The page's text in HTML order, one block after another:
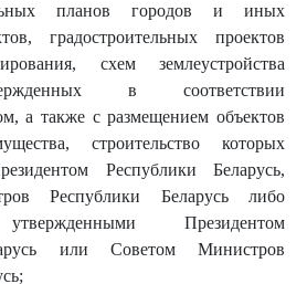
планов городов и иных
градостроительных проектов
схем землеустройства
в соответствии
а также с размещением объектов
строительство которых
Республики Беларусь,
Республики Беларусь либо
Президентом
или Советом Министров